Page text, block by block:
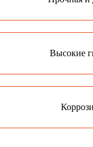
Высокие